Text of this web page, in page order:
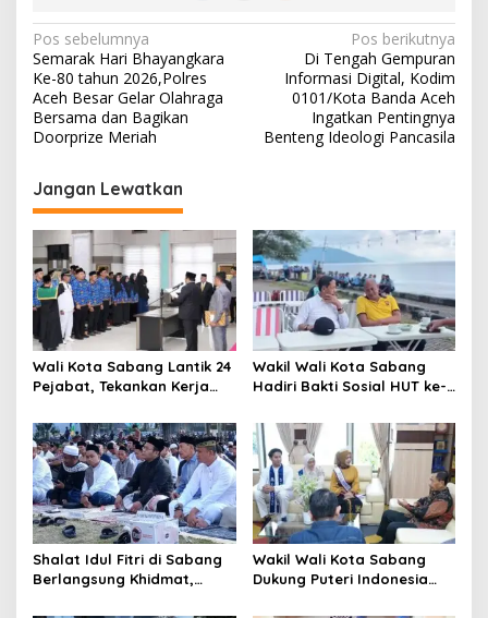
N
a
v
i
a
s
i
p
o
s
Pos sebelumnya
Semarak Hari Bhayangkara
Ke-80 tahun 2026,Polres
Aceh Besar Gelar Olahraga
Bersama dan Bagikan
Doorprize Meriah
Pos berikutnya
Di Tengah Gempuran
Informasi Digital, Kodim
0101/Kota Banda Aceh
Ingatkan Pentingnya
Benteng Ideologi Pancasila
Jangan Lewatkan
Wali Kota Sabang Lantik 24
Pejabat, Tekankan Kerja
Wakil Wali Kota Sabang
Hadiri Bakti Sosial HUT ke-
Shalat Idul Fitri di Sabang
Berlangsung Khidmat,
Wakil Wali Kota Sabang
Dukung Puteri Indonesia